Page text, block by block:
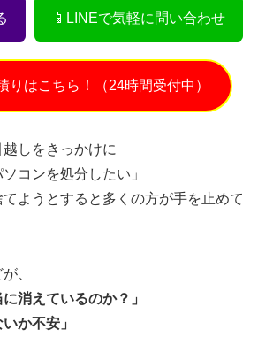
📱LINEで気軽に問い合わせ
りはこちら！（24時間受付中）
しをきっかけに
コンを処分したい」
ようとすると多くの方が手を止めて
、
消えているのか？」
か不安」